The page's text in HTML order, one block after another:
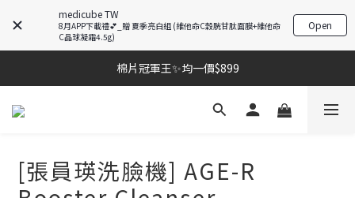
medicube TW
8月APP下載禮💕_贈 夏季亮白組 (維他命C穀胱甘肽面膜+維他命
C晶球凝霜4.5g)
Open
棉片冠軍王✨均一價$899
夏季深層清潔必備🫧張員瑛洗臉機
加入LINE好友💚即享免運🛒
[張員瑛洗臉機] AGE-R